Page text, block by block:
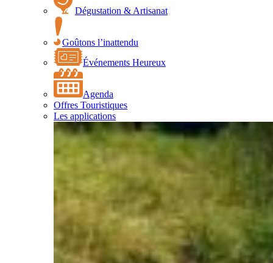
Dégustation & Artisanat
Goûtons l’inattendu
Événements Heureux
Agenda
Offres Touristiques
Les applications